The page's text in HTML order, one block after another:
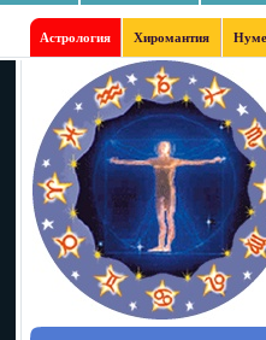
Астрология Хиромантия